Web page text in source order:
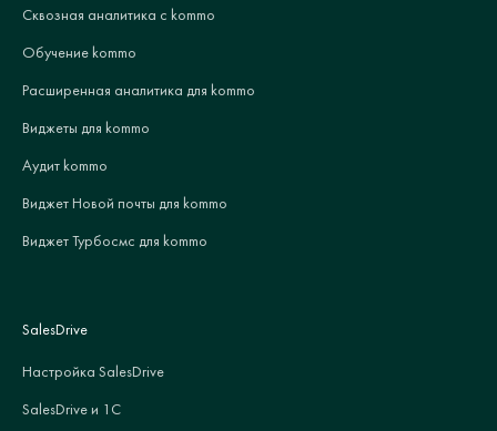
Сквозная аналитика с kommo
Обучение kommo
Расширенная аналитика для kommo
Виджеты для kommo
Аудит kommo
Виджет Новой почты для kommo
Виджет Турбосмс для kommo
SalesDrive
Настройка SalesDrive
SalesDrive и 1С